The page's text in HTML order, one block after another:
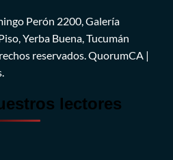
Perón 2200, Galería
Yerba Buena, Tucumán
reservados. QuorumCA |
lectores